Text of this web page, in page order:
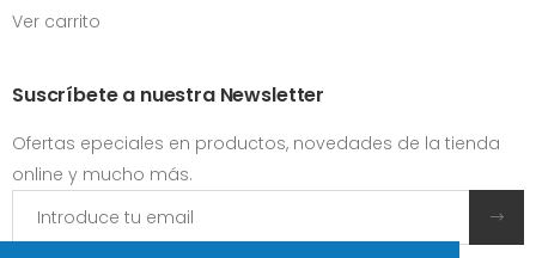
Ver carrito
Suscríbete a nuestra Newsletter
Ofertas epeciales en productos, novedades de la tienda
online y mucho más.